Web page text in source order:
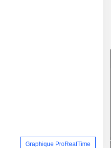
Graphique ProRealTime